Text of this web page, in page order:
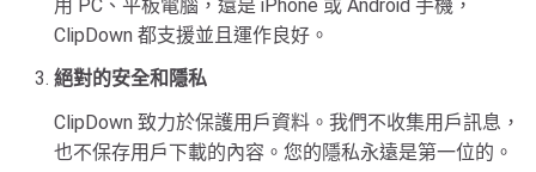
用 PC、平板電腦，還是 iPhone 或 Android 手機，
ClipDown 都支援並且運作良好。
絕對的安全和隱私
ClipDown 致力於保護用戶資料。我們不收集用戶訊息，
也不保存用戶下載的內容。您的隱私永遠是第一位的。